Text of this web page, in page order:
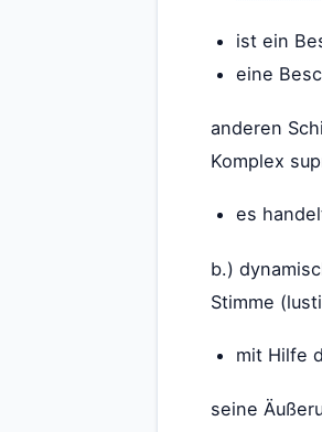
ist ein
eine
anderen
Komplex
es
b.)
Stimme
mit Hilfe
seine